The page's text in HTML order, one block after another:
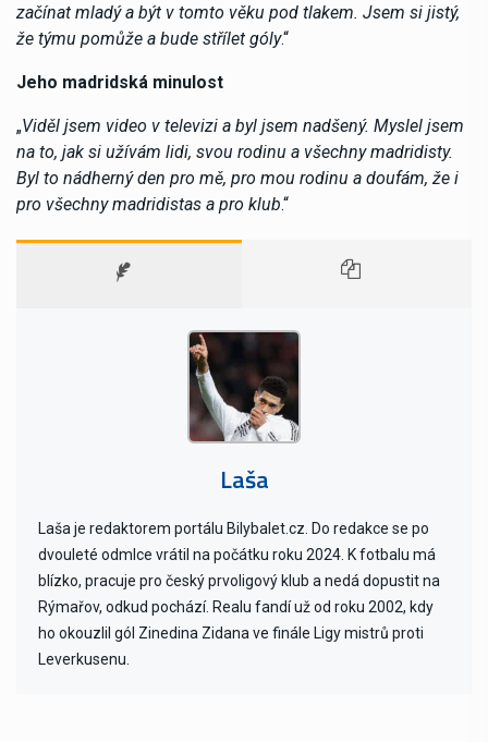
začínat mladý a být v tomto věku pod tlakem. Jsem si jistý,
že týmu pomůže a bude střílet góly.“
Jeho madridská minulost
„Viděl jsem video v televizi a byl jsem nadšený. Myslel jsem
na to, jak si užívám lidi, svou rodinu a všechny madridisty.
Byl to nádherný den pro mě, pro mou rodinu a doufám, že i
pro všechny madridistas a pro klub.“
Laša
Laša je redaktorem portálu Bilybalet.cz. Do redakce se po
dvouleté odmlce vrátil na počátku roku 2024. K fotbalu má
blízko, pracuje pro český prvoligový klub a nedá dopustit na
Rýmařov, odkud pochází. Realu fandí už od roku 2002, kdy
ho okouzlil gól Zinedina Zidana ve finále Ligy mistrů proti
Leverkusenu.